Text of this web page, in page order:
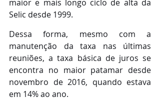
maior e mais longo ciclo de alta da
Selic desde 1999.
Dessa forma, mesmo com a
manutenção da taxa nas últimas
reuniões, a taxa básica de juros se
encontra no maior patamar desde
novembro de 2016, quando estava
em 14% ao ano.